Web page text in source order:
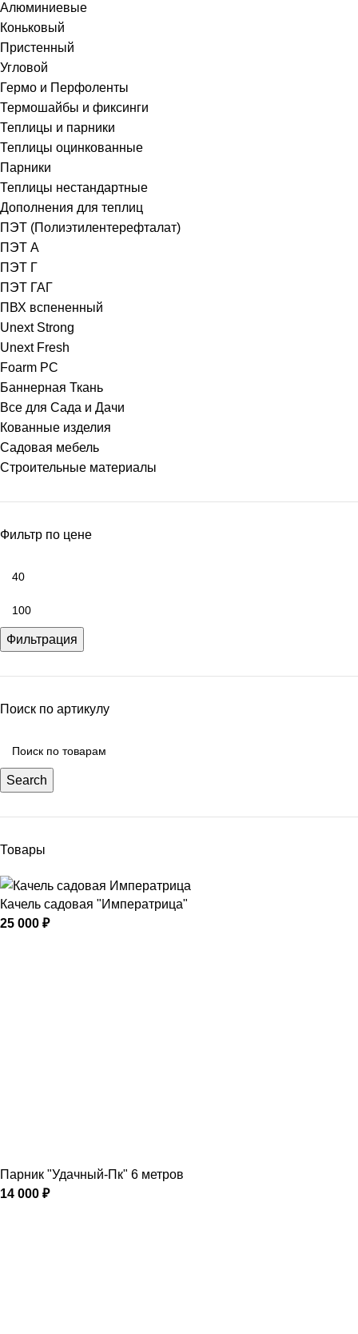
Алюминиевые
Коньковый
Пристенный
Угловой
Гермо и Перфоленты
Термошайбы и фиксинги
Теплицы и парники
Теплицы оцинкованные
Парники
Теплицы нестандартные
Дополнения для теплиц
ПЭТ (Полиэтилентерефталат)
ПЭТ А
ПЭТ Г
ПЭТ ГАГ
ПВХ вспененный
Unext Strong
Unext Fresh
Foarm PC
Баннерная Ткань
Все для Сада и Дачи
Кованные изделия
Садовая мебель
Строительные материалы
Фильтр по цене
Фильтрация
Поиск по артикулу
Search
Товары
Качель садовая "Императрица"
25 000 ₽
Парник "Удачный-Пк" 6 метров
14 000 ₽